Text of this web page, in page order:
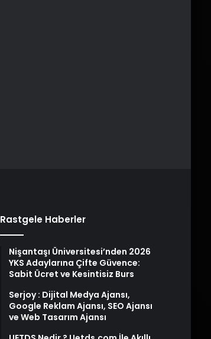
Rastgele Haberler
Nişantaşı Üniversitesi’nden 2026
YKS Adaylarına Çifte Güvence:
Sabit Ücret ve Kesintisiz Burs
Serjoy : Dijital Medya Ajansı,
Google Reklam Ajansı, SEO Ajansı
ve Web Tasarım Ajansı